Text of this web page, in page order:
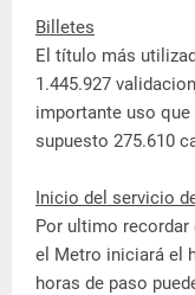
Billetes
El título más
1.445.927
importante uso
supuesto 275.610
Inicio del servicio
Por ultimo recordar
el Metro iniciará el
horas de paso